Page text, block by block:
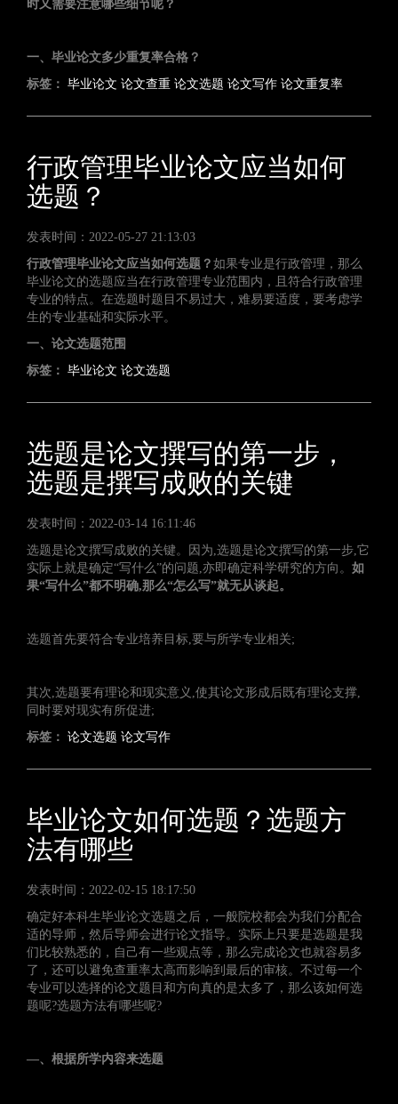
时又需要注意哪些细节呢？
一、毕业论文多少重复率合格？
标签： 毕业论文 论文查重 论文选题 论文写作 论文重复率
行政管理毕业论文应当如何
选题？
发表时间：2022-05-27 21:13:03
行政管理毕业论文应当如何选题？ 如果专业是行政管理，那么
毕业论文的选题应当在行政管理专业范围内，且符合行政管理
专业的特点。在选题时题目不易过大，难易要适度，要考虑学
生的专业基础和实际水平。
一、论文选题范围
标签： 毕业论文 论文选题
选题是论文撰写的第一步，
选题是撰写成败的关键
发表时间：2022-03-14 16:11:46
选题是论文撰写成败的关键。因为,选题是论文撰写的第一步,它
实际上就是确定“写什么”的问题,亦即确定科学研究的方向。 如
果“写什么”都不明确,那么“怎么写”就无从谈起。
选题首先要符合专业培养目标,要与所学专业相关;
其次,选题要有理论和现实意义,使其论文形成后既有理论支撑,
同时要对现实有所促进;
标签： 论文选题 论文写作
毕业论文如何选题？选题方
法有哪些
发表时间：2022-02-15 18:17:50
确定好本科生毕业论文选题之后，一般院校都会为我们分配合
适的导师，然后导师会进行论文指导。实际上只要是选题是我
们比较熟悉的，自己有一些观点等，那么完成论文也就容易多
了，还可以避免查重率太高而影响到最后的审核。不过每一个
专业可以选择的论文题目和方向真的是太多了，那么该如何选
题呢?选题方法有哪些呢?
—、根据所学内容来选题